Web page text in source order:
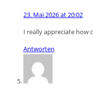
23. Mai 2026 at 20:02
I really appreciate how
Antworten